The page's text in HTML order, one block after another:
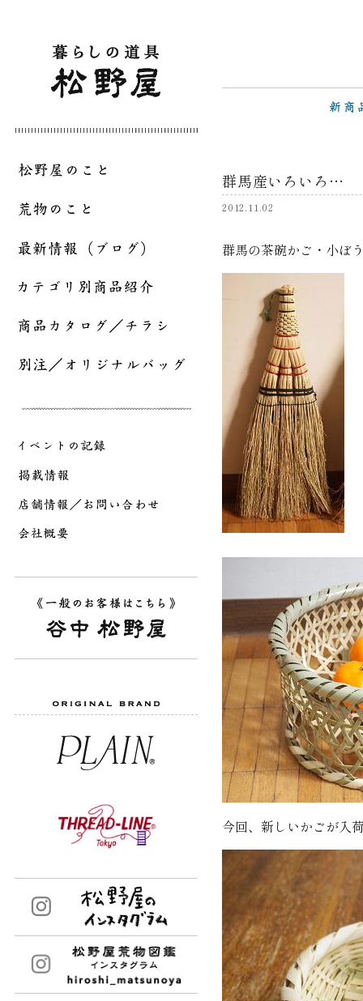
群馬産いろいろ…
2012.11.02
群馬の茶碗かご・小ぼ
今回、新しいかごが入